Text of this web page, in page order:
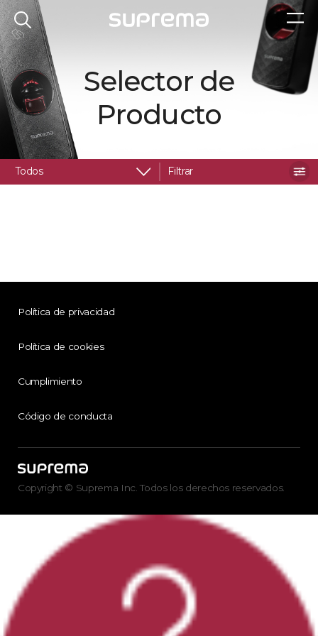
Selector de
Producto
Todos Filtrar
Política de privacidad
Política de cookies
Cumplimiento
Código de conducta
Copyright © Suprema Inc. Todos los derechos reservados.